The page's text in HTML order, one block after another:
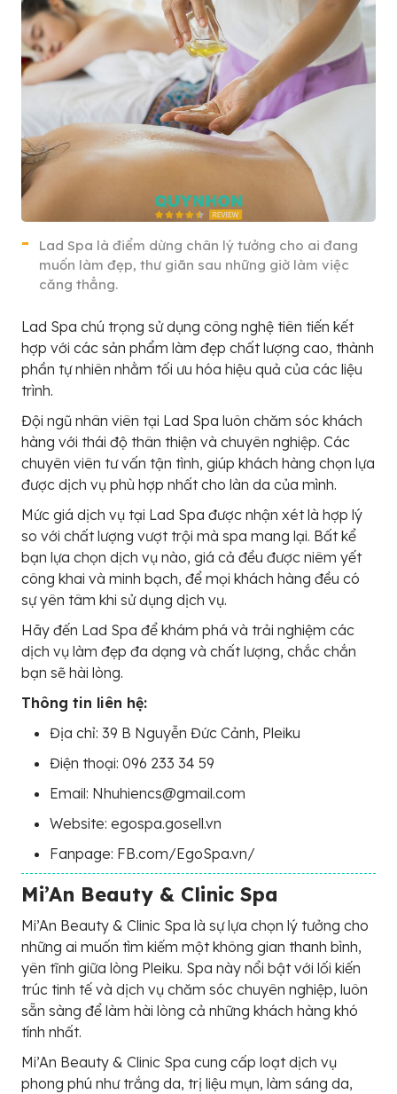
Lad Spa là điểm dừng chân lý tưởng cho ai đang
muốn làm đẹp, thư giãn sau những giờ làm việc
căng thẳng.
Lad Spa chú trọng sử dụng công nghệ tiên tiến kết
hợp với các sản phẩm làm đẹp chất lượng cao, thành
phần tự nhiên nhằm tối ưu hóa hiệu quả của các liệu
trình.
Đội ngũ nhân viên tại Lad Spa luôn chăm sóc khách
hàng với thái độ thân thiện và chuyên nghiệp. Các
chuyên viên tư vấn tận tình, giúp khách hàng chọn lựa
được dịch vụ phù hợp nhất cho làn da của mình.
Mức giá dịch vụ tại Lad Spa được nhận xét là hợp lý
so với chất lượng vượt trội mà spa mang lại. Bất kể
bạn lựa chọn dịch vụ nào, giá cả đều được niêm yết
công khai và minh bạch, để mọi khách hàng đều có
sự yên tâm khi sử dụng dịch vụ.
Hãy đến Lad Spa để khám phá và trải nghiệm các
dịch vụ làm đẹp đa dạng và chất lượng, chắc chắn
bạn sẽ hài lòng.
Thông tin liên hệ:
Địa chỉ: 39 B Nguyễn Đức Cảnh, Pleiku
Điện thoại: 096 233 34 59
Email: Nhuhiencs@gmail.com
Website: egospa.gosell.vn
Fanpage: FB.com/EgoSpa.vn/
Mi’An Beauty & Clinic Spa
Mi’An Beauty & Clinic Spa là sự lựa chọn lý tưởng cho
những ai muốn tìm kiếm một không gian thanh bình,
yên tĩnh giữa lòng Pleiku. Spa này nổi bật với lối kiến
trúc tinh tế và dịch vụ chăm sóc chuyên nghiệp, luôn
sẵn sàng để làm hài lòng cả những khách hàng khó
tính nhất.
Mi’An Beauty & Clinic Spa cung cấp loạt dịch vụ
phong phú như trắng da, trị liệu mụn, làm sáng da,